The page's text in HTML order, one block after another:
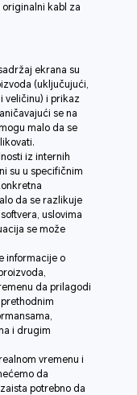
originalni kabl za
ekrana su
(uključujući,
veličinu) i prikaz
se na
malo da se
iz internih
su u specifičnim
da se razlikuje
uslovima
se može
informacije o
da prilagodi
i drugim
vremenu i
da
potrebno da